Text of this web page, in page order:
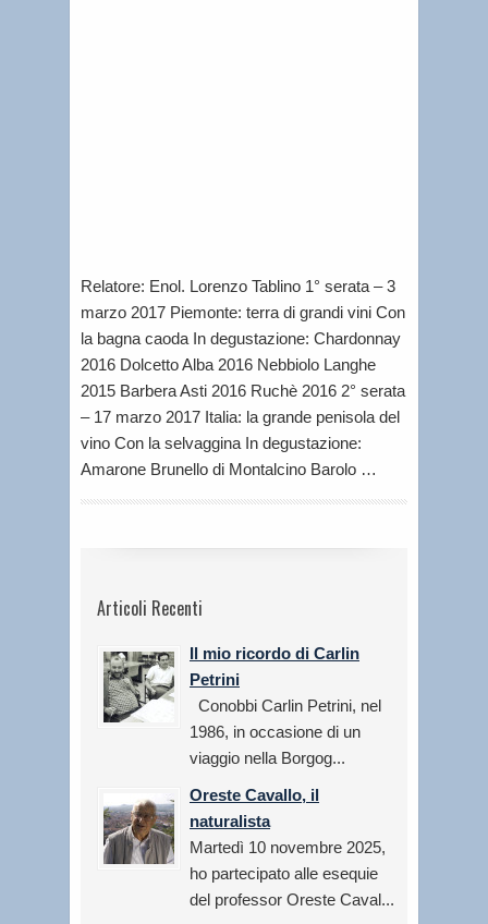
Relatore: Enol. Lorenzo Tablino 1° serata – 3
marzo 2017 Piemonte: terra di grandi vini Con
la bagna caoda In degustazione: Chardonnay
2016 Dolcetto Alba 2016 Nebbiolo Langhe
2015 Barbera Asti 2016 Ruchè 2016 2° serata
– 17 marzo 2017 Italia: la grande penisola del
vino Con la selvaggina In degustazione:
Amarone Brunello di Montalcino Barolo …
Articoli Recenti
Il mio ricordo di Carlin
Petrini
Conobbi Carlin Petrini, nel
1986, in occasione di un
viaggio nella Borgog...
Oreste Cavallo, il
naturalista
Martedì 10 novembre 2025,
ho partecipato alle esequie
del professor Oreste Caval...